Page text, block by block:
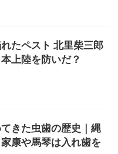
たペスト 北里柴三郎
上陸を防いだ？
きた虫歯の歴史｜縄
康や馬琴は入れ歯を